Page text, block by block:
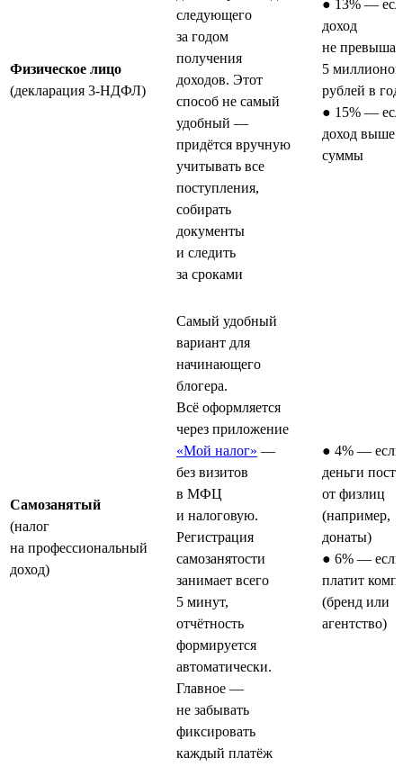
Физическое лицо
(декларация 3-НДФЛ)
следующего
за годом
получения
доходов. Этот
способ не самый
удобный —
придётся вручную
учитывать все
поступления,
собирать
документы
и следить
за сроками
● 13% —
доход
не
5 миллионов
рублей в год
● 15% —
доход выше
суммы
Самозанятый
(налог
на профессиональный
доход)
Самый удобный
вариант для
начинающего
блогера.
Всё оформляется
через приложение
«Мой налог» —
без визитов
в МФЦ
и налоговую.
Регистрация
самозанятости
занимает всего
5 минут,
отчётность
формируется
автоматически.
Главное —
не забывать
фиксировать
каждый платёж
● 4% — если
деньги
от физлиц
(например,
донаты)
● 6% — если
платит
(бренд или
агентство)